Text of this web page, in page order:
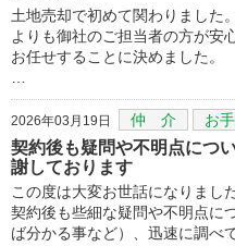
土地売却で初めて関わりました
よりも御社のご担当者の方が安
お任せすることに決めました。
2026年03月19日 仲 介 お
契約後も疑問や不明点につ
謝しております
この度は大変お世話になりました
契約後も些細な疑問や不明点に
ば分かる事など）、迅速に調べ